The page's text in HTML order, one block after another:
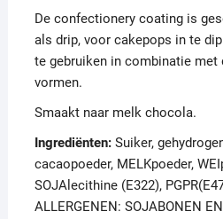
De confectionery coating is
als drip, voor cakepops in te
te gebruiken in combinatie met
vormen.
Smaakt naar melk chocola.
Ingrediënten:Suiker,
cacaopoeder, MELKpoeder,
SOJAlecithine (E322),
ALLERGENEN: SOJABONEN